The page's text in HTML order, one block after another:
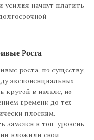
усилия начнут платить
Роста
роста, по существу,
экспоненциальных
крутой в начале, но
времени до тех
плоским.
замечен в топ-уровень
вложили свои